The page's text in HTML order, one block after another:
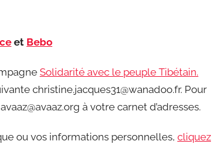
et Bebo
Solidarité avec le peuple Tibétain.
christine.jacques31@wanadoo.fr. Pour
à votre carnet d’adresses.
ou vos informations personnelles, cliquez